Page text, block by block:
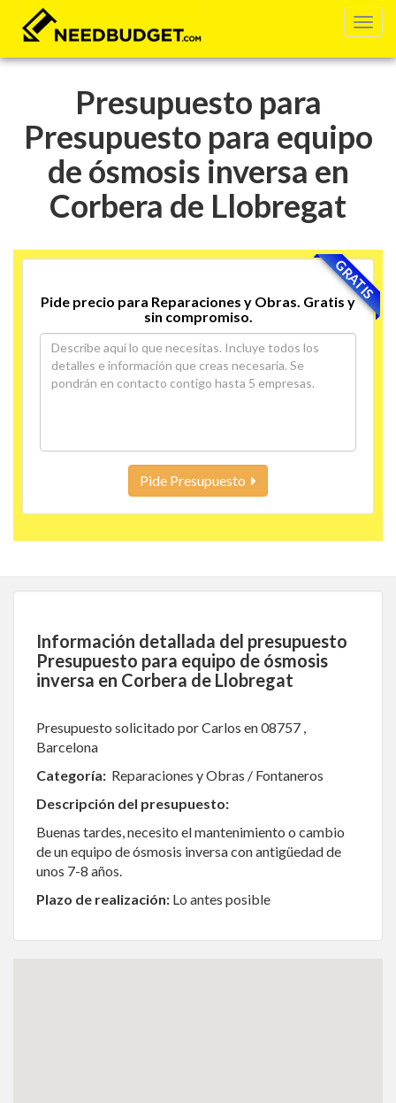
Presupuesto para
Presupuesto para equipo
de ósmosis inversa en
Corbera de Llobregat
GRATIS
Pide precio para Reparaciones y Obras. Gratis y
sin compromiso.
Pide Presupuesto
Información detallada del presupuesto
Presupuesto para equipo de ósmosis
inversa en Corbera de Llobregat
Presupuesto solicitado por Carlos en 08757 ,
Barcelona
Categoría: Reparaciones y Obras / Fontaneros
Descripción del presupuesto:
Buenas tardes, necesito el mantenimiento o cambio
de un equipo de ósmosis inversa con antigüedad de
unos 7-8 años.
Plazo de realización: Lo antes posible